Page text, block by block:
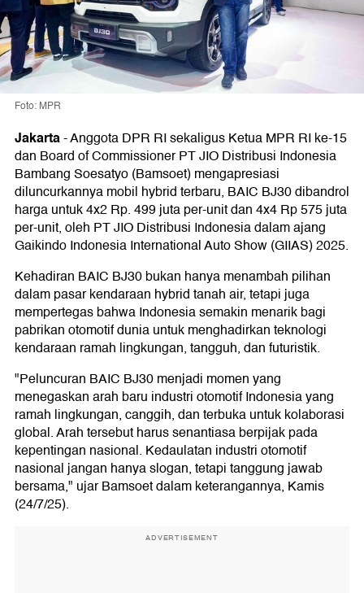
Foto: MPR
Jakarta-Anggota DPR RI sekaligus Ketua MPR RI ke-15
dan Board of Commissioner PT JIO Distribusi Indonesia
Bambang Soesatyo (Bamsoet) mengapresiasi
diluncurkannya mobil hybrid terbaru, BAIC BJ30 dibandrol
harga untuk 4x2 Rp. 499 juta per-unit dan 4x4 Rp 575 juta
per-unit, oleh PT JIO Distribusi Indonesia dalam ajang
Gaikindo Indonesia International Auto Show (GIIAS) 2025.
Kehadiran BAIC BJ30 bukan hanya menambah pilihan
dalam pasar kendaraan hybrid tanah air, tetapi juga
mempertegas bahwa Indonesia semakin menarik bagi
pabrikan otomotif dunia untuk menghadirkan teknologi
kendaraan ramah lingkungan, tangguh, dan futuristik.
"Peluncuran BAIC BJ30 menjadi momen yang
menegaskan arah baru industri otomotif Indonesia yang
ramah lingkungan, canggih, dan terbuka untuk kolaborasi
global. Arah tersebut harus senantiasa berpijak pada
kepentingan nasional. Kedaulatan industri otomotif
nasional jangan hanya slogan, tetapi tanggung jawab
bersama," ujar Bamsoet dalam keterangannya, Kamis
(24/7/25).
ADVERTISEMENT